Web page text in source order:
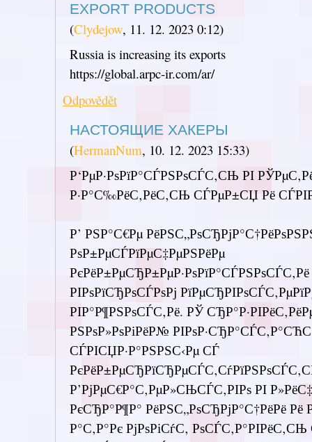
EXPORT PRODUCTS
(Clydejow, 11. 12. 2023 0:12)
Russia is increasing its exports
https://global.arpc-ir.com/ar/
Odpovědět
НАСТОЯЩИЕ ХАКЕРЫ
(HermanNum, 10. 12. 2023 15:33)
Р‘РµР·РѕРїР°СЃРЅРѕСЃС‚СЊ РІ
Р·Р°С‰РёС‚РёС‚СЊ СЃРµР±СЏ Рё
Р’ РЅР°С€Рµ
РѕР±РµСЃРїРµС‡РµРЅРёРµ
РІРѕРїСЂРѕСЃРѕРј
РІР°Р¶РЅРѕСЃС‚Рё. РЎ
РЅРѕР»РѕРіРёР№
СЃРІСЏР·Р°РЅРЅС‹Рµ СЃ
Р’РјРµС€Р°С‚РµР»СЊСЃС‚РІРѕ РІ
РєСЂР°Р¶Р° РёРЅС„РѕСЂРјР°С†РёРё Рё
Р°С‚Р°Рє РјРѕРіСѓС‚